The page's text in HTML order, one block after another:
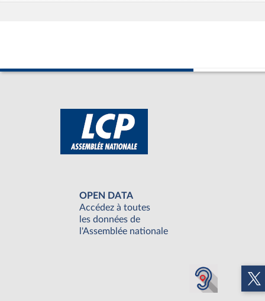
OPEN DATA
Accédez à toutes
les données de
l'Assemblée nationale